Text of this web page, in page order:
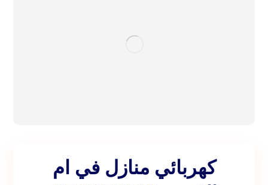
كهربائي منازل في ام